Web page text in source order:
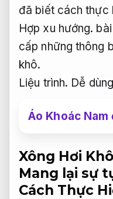
đã biết cách thực
Hợp xu hướng.
cấp những thông
khô.
Liệu trình. Dễ
Áo Khoác
Xông Hơi
Mang lại sự
Cách Thực